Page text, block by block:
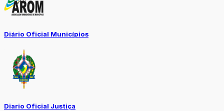
Diário Oficial Municípios
Diario Oficial Justiça